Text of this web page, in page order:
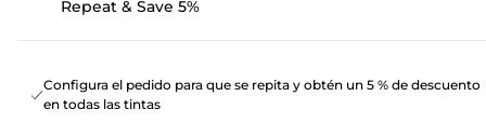
Repeat & Save 5%
Configura el pedido para que se repita y obtén un 5 % de descuento
en todas las tintas